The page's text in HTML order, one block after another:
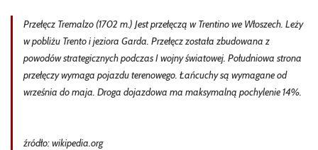
Przełęcz Tremalzo (1702 m.) Jest przełęczą w Trentino we Włoszech. Leży
w pobliżu Trento i jeziora Garda. Przełęcz została zbudowana z
powodów strategicznych podczas I wojny światowej. Południowa strona
przełęczy wymaga pojazdu terenowego. Łańcuchy są wymagane od
września do maja. Droga dojazdowa ma maksymalną pochylenie 14%.
źródło: wikipedia.org